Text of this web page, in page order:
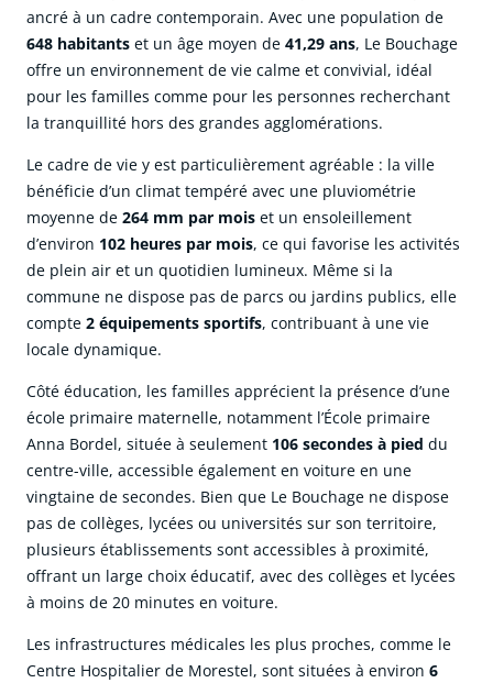
ancré à un cadre contemporain. Avec une population de
648 habitants et un âge moyen de 41,29 ans, Le Bouchage
offre un environnement de vie calme et convivial, idéal
pour les familles comme pour les personnes recherchant
la tranquillité hors des grandes agglomérations.
Le cadre de vie y est particulièrement agréable : la ville
bénéficie d’un climat tempéré avec une pluviométrie
moyenne de 264 mm par mois et un ensoleillement
d’environ 102 heures par mois, ce qui favorise les activités
de plein air et un quotidien lumineux. Même si la
commune ne dispose pas de parcs ou jardins publics, elle
compte 2 équipements sportifs, contribuant à une vie
locale dynamique.
Côté éducation, les familles apprécient la présence d’une
école primaire maternelle, notamment l’École primaire
Anna Bordel, située à seulement 106 secondes à pied du
centre-ville, accessible également en voiture en une
vingtaine de secondes. Bien que Le Bouchage ne dispose
pas de collèges, lycées ou universités sur son territoire,
plusieurs établissements sont accessibles à proximité,
offrant un large choix éducatif, avec des collèges et lycées
à moins de 20 minutes en voiture.
Les infrastructures médicales les plus proches, comme le
Centre Hospitalier de Morestel, sont situées à environ 6